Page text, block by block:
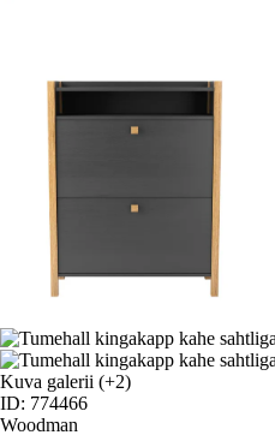
Kuva galerii (+2)
ID: 774466
Woodman